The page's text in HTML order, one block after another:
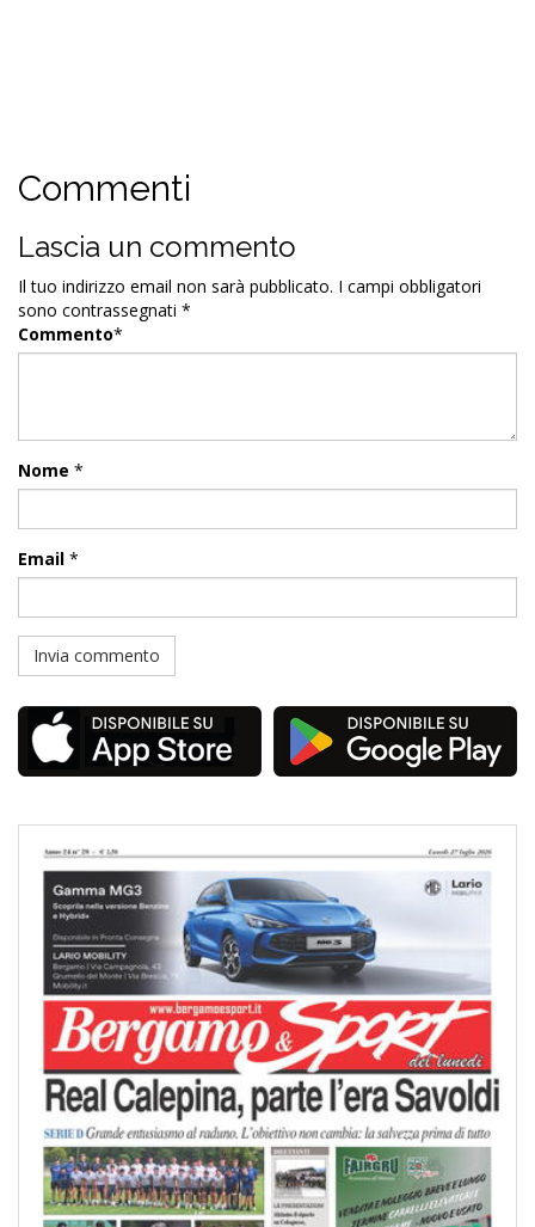
Commenti
Lascia un commento
Il tuo indirizzo email non sarà pubblicato. I campi obbligatori
sono contrassegnati *
Commento*
Nome *
Email *